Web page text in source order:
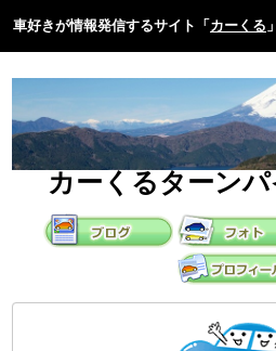
車好きが情報発信するサイト「 カーくる 」
カーくるターン